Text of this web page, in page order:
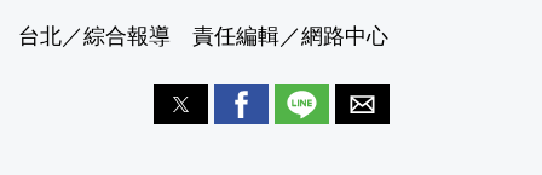
台北／綜合報導 責任編輯／網路中心